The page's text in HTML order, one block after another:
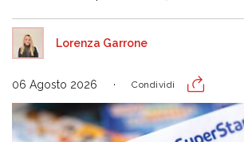
Lorenza Garrone
06 Agosto 2026 Condividi